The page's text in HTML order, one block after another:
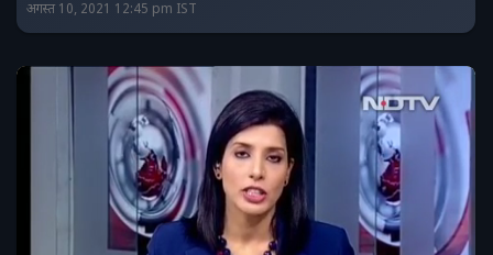
अगस्त 10, 2021 12:45 pm IST